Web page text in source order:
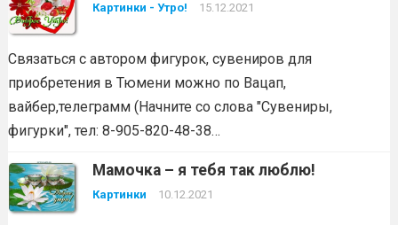
Картинки - Утро! 15.12.2021
Связаться с автором фигурок, сувениров для
приобретения в Тюмени можно по Вацап,
вайбер,телеграмм (Начните со слова "Сувениры,
фигурки", тел: 8-905-820-48-38…
Мамочка – я тебя так люблю!
Картинки 10.12.2021